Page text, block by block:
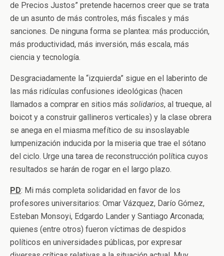
de Precios Justos” pretende hacernos creer que se trata
de un asunto de más controles, más fiscales y más
sanciones. De ninguna forma se plantea: más producción,
más productividad, más inversión, más escala, más
ciencia y tecnología.
Desgraciadamente la “izquierda” sigue en el laberinto de
las más ridículas confusiones ideológicas (hacen
llamados a comprar en sitios más solidarios, al trueque, al
boicot y a construir gallineros verticales) y la clase obrera
se anega en el miasma mefítico de su insoslayable
lumpenización inducida por la miseria que trae el sótano
del ciclo. Urge una tarea de reconstrucción política cuyos
resultados se harán de rogar en el largo plazo.
PD: Mi más completa solidaridad en favor de los
profesores universitarios: Omar Vázquez, Darío Gómez,
Esteban Monsoyi, Edgardo Lander y Santiago Arconada;
quienes (entre otros) fueron víctimas de despidos
políticos en universidades públicas, por expresar